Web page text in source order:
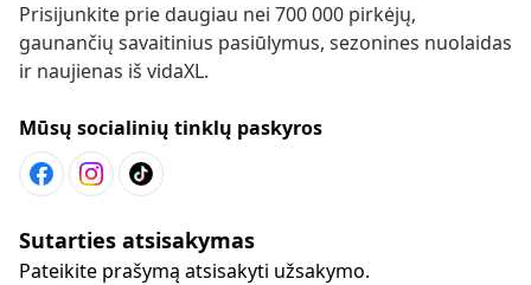
Prisijunkite prie daugiau nei 700 000 pirkėjų,
gaunančių savaitinius pasiūlymus, sezonines nuolaidas
ir naujienas iš vidaXL.
Mūsų socialinių tinklų paskyros
Sutarties atsisakymas
Pateikite prašymą atsisakyti užsakymo.